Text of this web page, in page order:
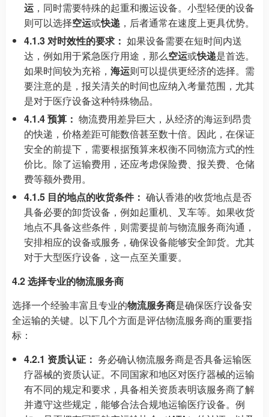
运 ，同时需要特殊的起重和搬运设备。小型轻便的设备
则可以选择空运或快递 ，后者通常在速度上更具优势。
4.1.3 对时效性的要求： 如果设备需要在短时间内送
达，例如用于紧急医疗用途，那么空运或快递是首选。
如果时间较为充裕， 海运则可以提供更经济的选择。需
要注意的是，报关清关的时间也应纳入考量范围，尤其
是对于医疗设备这种特殊物品。
4.1.4 预算： 物流费用差异巨大，从经济的海运到昂贵
的快递，价格差距可能数倍甚至数十倍。因此，在保证
安全的前提下，需要根据预算来权衡不同物流方式的性
价比。除了运输费用，还应考虑保险费、报关费、仓储
费等额外费用。
4.1.5 目的地点的收货条件： 确认香港的收货地点是否
具备必要的卸货设备，例如起重机、叉车等。如果收货
地点不具备这些条件，则需要提前与物流服务商沟通，
安排相应的设备或服务，确保设备能够安全卸货。尤其
对于大型医疗设备，这一点至关重要。
4.2 选择专业的物流服务商
选择一个经验丰富且专业的物流服务商是确保医疗设备安
全运输的关键。以下几个方面是评估物流服务商的重要指
标：
4.2.1 资质认证： 务必确认物流服务商是否具备运输医
疗器械的资质认证。不同国家和地区对医疗器械的运输
有不同的规定和要求，具备相关资质表明该服务商了解
并遵守这些规定，能够合法合规地运输医疗设备。例